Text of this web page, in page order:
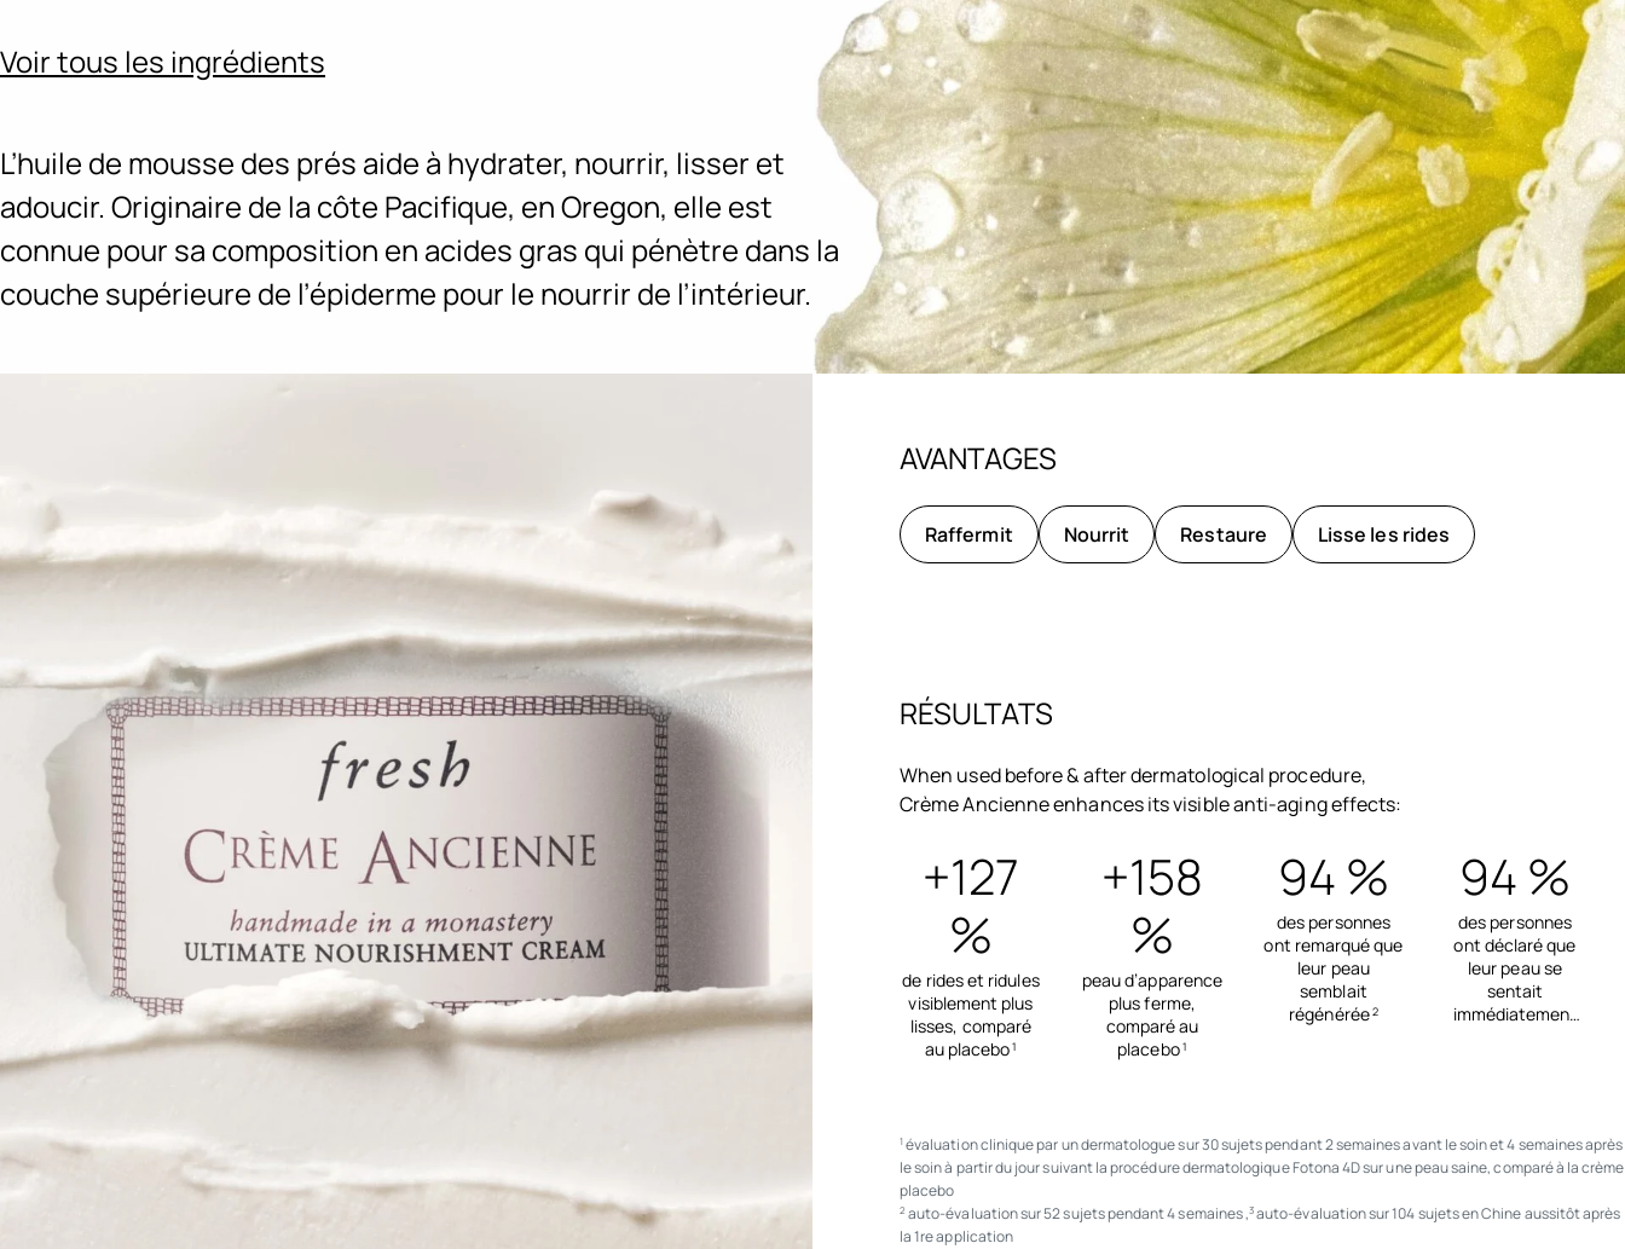
Voir tous les ingrédients
L’huile de mousse des prés aide à hydrater, nourrir, lisser et
adoucir. Originaire de la côte Pacifique, en Oregon, elle est
connue pour sa composition en acides gras qui pénètre dans la
couche supérieure de l’épiderme pour le nourrir de l’intérieur.
AVANTAGES
Raffermit Nourrit Restaure Lisse les rides
RÉSULTATS
When used before & after dermatological procedure,
Crème Ancienne enhances its visible anti-aging effects:
+127
%
de rides et ridules
visiblement plus
lisses, comparé
au placebo1
+158
%
peau d’apparence
plus ferme,
comparé au
placebo1
94 %
des personnes
ont remarqué que
leur peau
semblait
régénérée2
94 %
des personnes
ont déclaré que
leur peau se
sentait
immédiatement
1 évaluation clinique par un dermatologue sur 30 sujets pendant 2 semaines avant le soin et 4 semaines après
le soin à partir du jour suivant la procédure dermatologique Fotona 4D sur une peau saine, comparé à la crème
placebo
2 auto-évaluation sur 52 sujets pendant 4 semaines ,3 auto-évaluation sur 104 sujets en Chine aussitôt après
la 1re application